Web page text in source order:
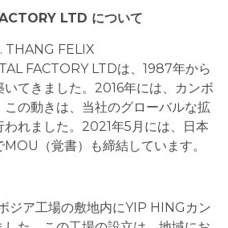
LTD について
THANG FELIX
FACTORY LTDは、1987年から
てきました。2016年には、カンボ
この動きは、当社のグローバルな拡
れました。2021年5月には、日本
（覚書）も締結しています。
ジア工場の敷地内にYIP HINGカン